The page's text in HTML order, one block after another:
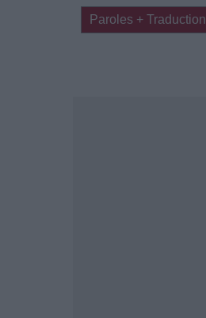
Paroles + Traduction